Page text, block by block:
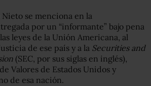
se menciona en la
por un “informante” bajo pena
leyes de la Unión Americana, al
de ese país y a la Securities and
(SEC, por sus siglas en inglés),
Valores de Estados Unidos y
de esa nación.